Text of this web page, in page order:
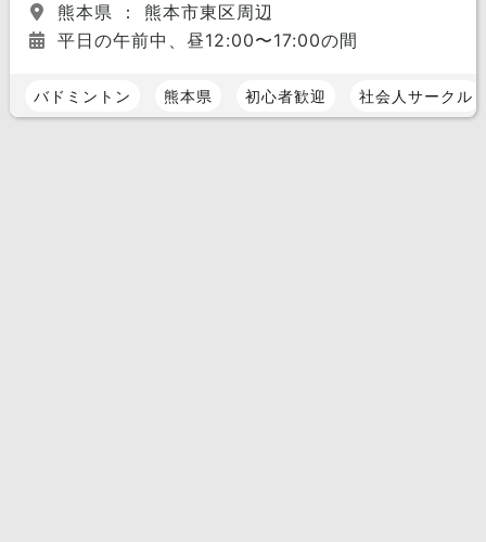
熊本県 ： 熊本市東区周辺
平日の午前中、昼12:00〜17:00の間
バドミントン 熊本県 初心者歓迎 社会人サークル